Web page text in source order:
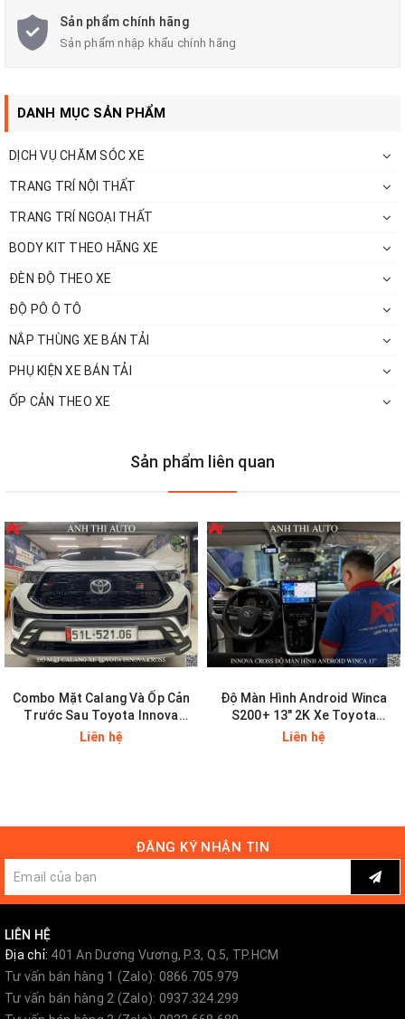
- Lắp đặt nhanh và an toàn tuyệt đối cho xế hộp của
bạn.
Xem Thêm:
https://www.otoanhthi.com/do-choi-phu-kien-
Những điều cần làm khi mới mua xe như:
Dán film cách nhiệt
Phủ gầm bảo vệ xe
Phủ nano-ceramic bảo vệ sơn
Camera hành trình - camera ze
------
Xem thêm các đồ chơi ô tô của chúng tôi tại
Sản phẩm chính hãng
Sản phẩm nhập khẩu chính hãng
DANH MỤC SẢN PHẨM
DỊCH VỤ CHĂM SÓC XE
TRANG TRÍ NỘI THẤT
TRANG TRÍ NGOẠI THẤT
BODY KIT THEO HÃNG XE
ĐÈN ĐỘ THEO XE
ĐỘ PÔ Ô TÔ
NẮP THÙNG XE BÁN TẢI
PHỤ KIỆN XE BÁN TẢI
ỐP CẢN THEO XE
Sản phẩm liên quan
Combo Mặt Calang Và Ốp Cản
Trước Sau Toyota Innova
Cross
Liên hệ
Độ Màn Hình Android Winca
S200+ 13" 2K Xe Toyota
Innova Cross
Liên hệ
ĐĂNG KÝ NHẬN TIN
LIÊN HỆ
Địa chỉ: 401 An Dương Vương, P.3, Q.5, TP.HCM
Tư vấn bán hàng 1 (Zalo): 0866.705.979
Tư vấn bán hàng 2 (Zalo): 0937.324.299